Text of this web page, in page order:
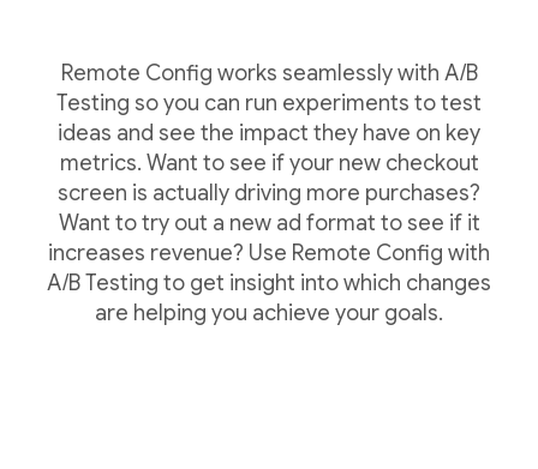
Remote Config works seamlessly with A/B
Testing so you can run experiments to test
ideas and see the impact they have on key
metrics. Want to see if your new checkout
screen is actually driving more purchases?
Want to try out a new ad format to see if it
increases revenue? Use Remote Config with
A/B Testing to get insight into which changes
are helping you achieve your goals.